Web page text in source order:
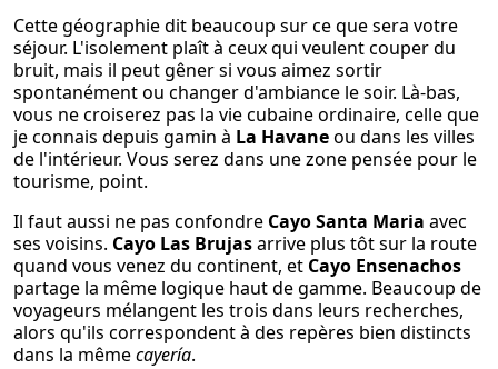
Cette géographie dit beaucoup sur ce que sera votre
séjour. L'isolement plaît à ceux qui veulent couper du
bruit, mais il peut gêner si vous aimez sortir
spontanément ou changer d'ambiance le soir. Là-bas,
vous ne croiserez pas la vie cubaine ordinaire, celle que
je connais depuis gamin à La Havaneou dans les villes
de l'intérieur. Vous serez dans une zone pensée pour le
tourisme, point.
Il faut aussi ne pas confondre Cayo Santa Maria avec
ses voisins. Cayo Las Brujasarrive plus tôt sur la route
quand vous venez du continent, et Cayo Ensenachos
partage la même logique haut de gamme. Beaucoup de
voyageurs mélangent les trois dans leurs recherches,
alors qu'ils correspondent à des repères bien distincts
dans la mêmecayería.